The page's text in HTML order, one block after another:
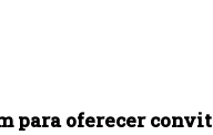
para oferecer